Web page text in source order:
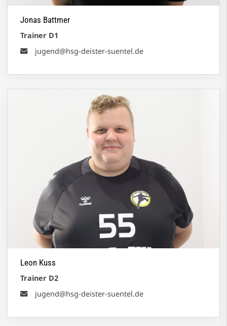
Jonas Battmer
Trainer D1
jugend@hsg-deister-suentel.de
Leon Kuss
Trainer D2
jugend@hsg-deister-suentel.de